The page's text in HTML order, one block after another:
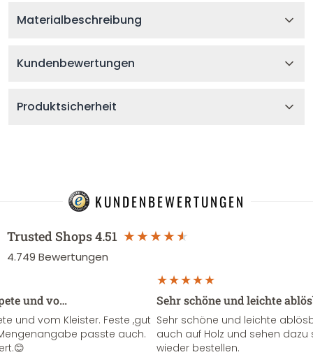
Materialbeschreibung
Kundenbewertungen
Produktsicherheit
KUNDENBEWERTUNGEN
Trusted Shops4.51
4.749 Bewertungen
und vo…
und vom Kleister. Feste ,gut
passte auch.
Sehr schöne und leichte
Sehr schöne und leichte
auch auf Holz und sehen
wieder bestellen.